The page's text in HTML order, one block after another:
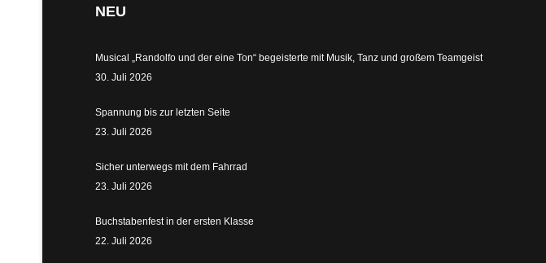
NEU
Musical „Randolfo und der eine Ton“ begeisterte mit Musik, Tanz und großem Teamgeist
30. Juli 2026
Spannung bis zur letzten Seite
23. Juli 2026
Sicher unterwegs mit dem Fahrrad
23. Juli 2026
Buchstabenfest in der ersten Klasse
22. Juli 2026